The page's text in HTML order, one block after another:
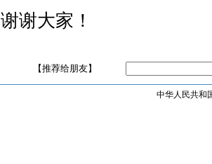
谢谢大家！
【推荐给朋友】
中华人民共和